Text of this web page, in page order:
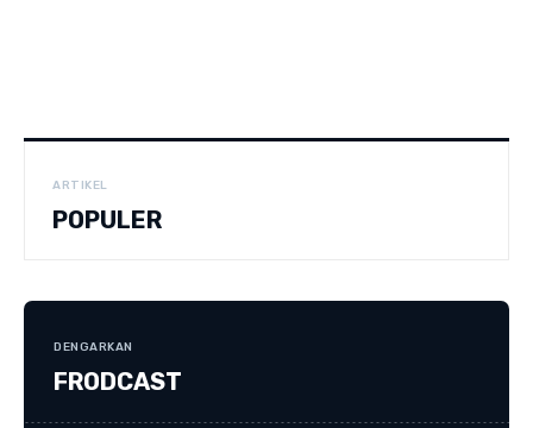
ARTIKEL
POPULER
DENGARKAN
FRODCAST